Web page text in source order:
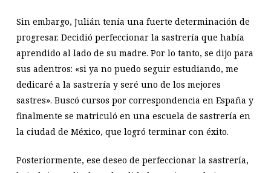
Sin embargo, Julián tenía una fuerte determinación de
progresar. Decidió perfeccionar la sastrería que había
aprendido al lado de su madre. Por lo tanto, se dijo para
sus adentros: «si ya no puedo seguir estudiando, me
dedicaré a la sastrería y seré uno de los mejores
sastres». Buscó cursos por correspondencia en España y
finalmente se matriculó en una escuela de sastrería en
la ciudad de México, que logró terminar con éxito.
Posteriormente, ese deseo de perfeccionar la sastrería,